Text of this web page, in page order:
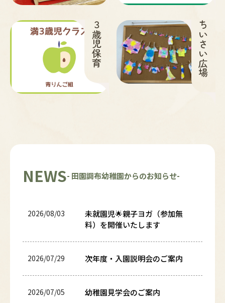
３歳児保育
ちいさい広場
NEWS- 田園調布幼稚園からのお知らせ-
2026/08/03
未就園児🌟親子ヨガ（参加無
料）を開催いたします
2026/07/29 次年度・入園説明会のご案内
2026/07/05 幼稚園見学会のご案内